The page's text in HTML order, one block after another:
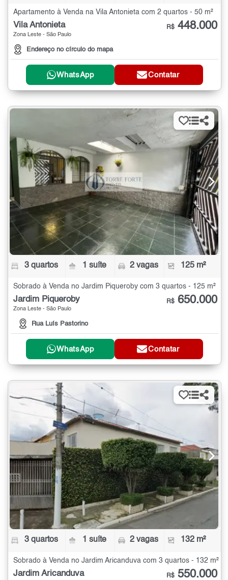
Apartamento à Venda na Vila Antonieta com 2 quartos - 50 m²
Vila Antonieta
Zona Leste - São Paulo
Endereço no círculo do mapa
R$ 448.000
WhatsApp Contatar
3 quartos 1 suíte 2 vagas 125 m²
Sobrado à Venda no Jardim Piqueroby com 3 quartos - 125 m²
Jardim Piqueroby
Zona Leste - São Paulo
Rua Luís Pastorino
R$ 650.000
WhatsApp Contatar
3 quartos 1 suíte 2 vagas 132 m²
Sobrado à Venda no Jardim Aricanduva com 3 quartos - 132 m²
Jardim Aricanduva R$ 550.000